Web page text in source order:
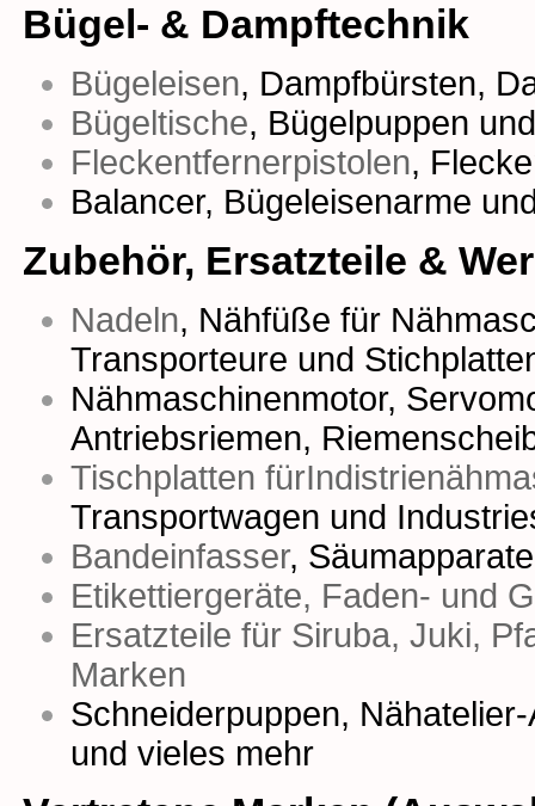
Bügel- & Dampftechnik
Bügeleisen, Dampfbürsten,
Bügeltische, Bügelpuppen
Fleckentfernerpistolen,
Balancer, Bügeleisenarme
Zubehör, Ersatzteile &
Nadeln, Nähfüße für
Transporteure und
Nähmaschinenmotor,
Antriebsriemen,
Tischplatten
Transportwagen und
Bandeinfasser, Säumapparate
Etikettiergeräte, Faden- und
Ersatzteile für Siruba, Juki,
Marken
Schneiderpuppen,
und vieles mehr